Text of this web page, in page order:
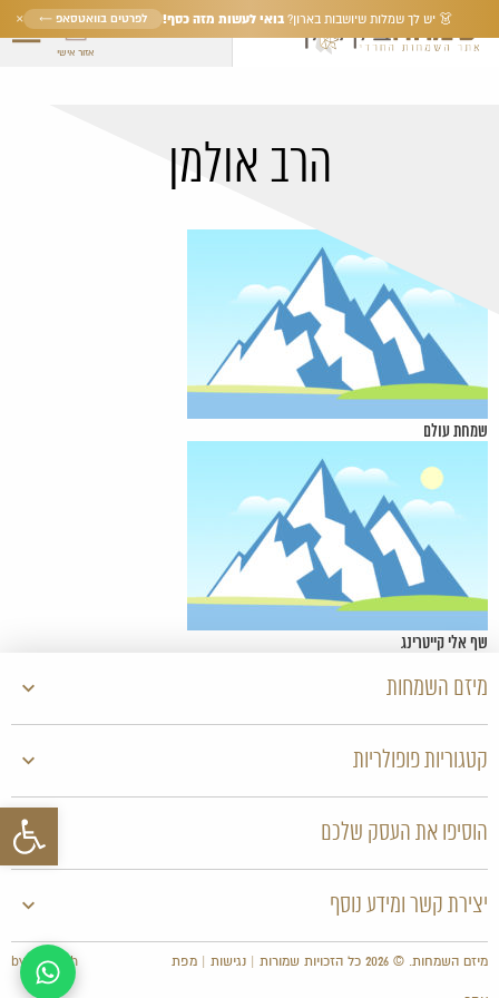
פתח
אזור אישי
👗 יש לך שמלות שיושבות בארון? בואי לעשות מזה כסף! לפרטים בוואטסאפ ← ×
הרב אולמן
שמחת עולם
שף אלי קייטרינג
מיזם השמחות
קטגוריות פופולריות
הוסיפו את העסק שלכם
יצירת קשר ומידע נוסף
מיזם השמחות. © 2026 כל הזכויות שמורות | נגישות מפת by KrisTech